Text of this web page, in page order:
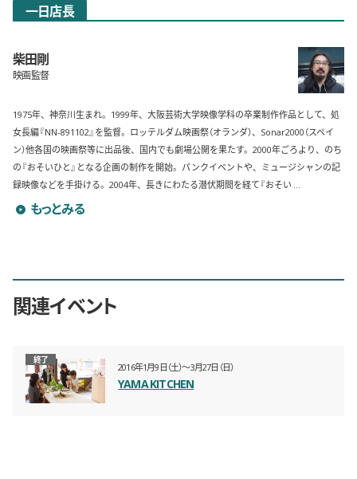
一日店長
柴田剛
映画監督
1975年、神奈川生まれ。1999年、大阪芸術大学映像学科の卒業制作作品として、処
女長編『NN-891102』を監督。ロッテルダム映画祭（オランダ）、Sonar2000（スペイ
ン）他各国の映画祭等に出品後、国内でも劇場公開を果たす。2000年ごろより、のち
の『おそいひと』となる企画の制作を開始。パンクイベントや、ミュージシャンの記
録映像などを手掛ける。2004年、長きにわたる潜伏期間を経て『おそい ...
柴田剛のプロフィールを詳しく見る
もっとみる
関連イベント
2016年1月9日（土）〜3月27日（日）
終了
YAMA KITCHEN